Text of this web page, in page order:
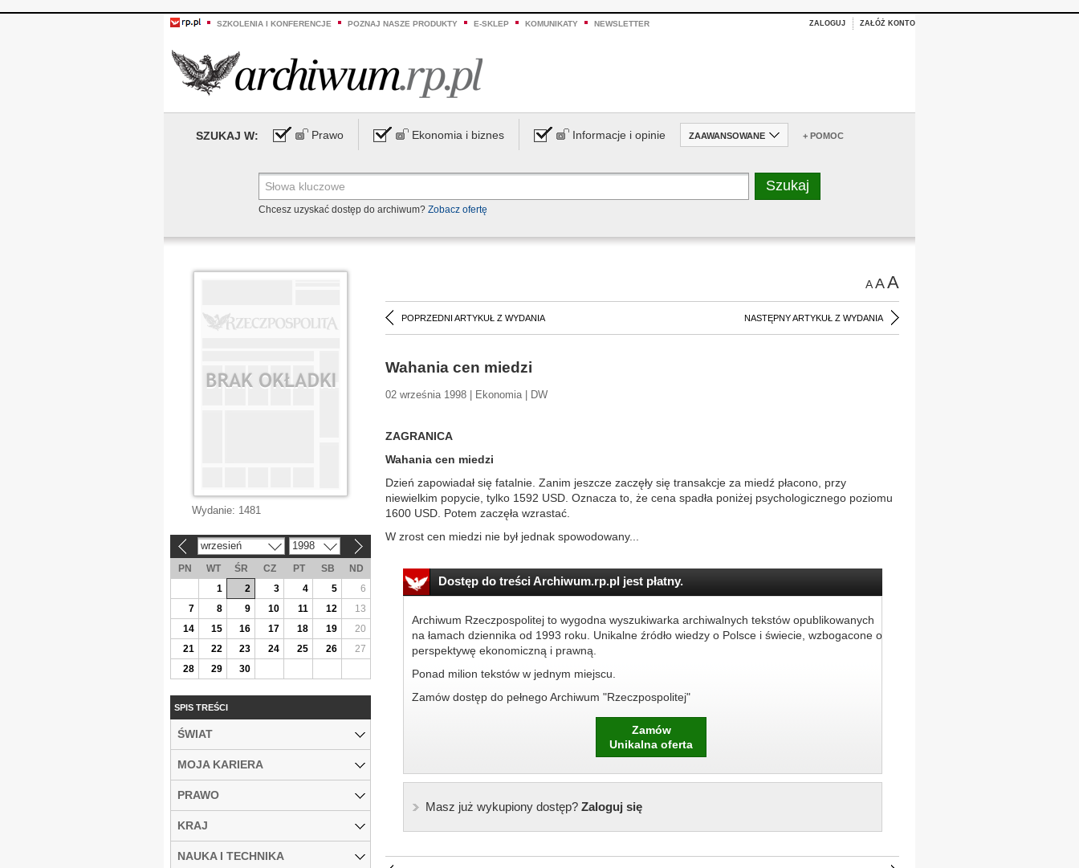
SZKOLENIA I KONFERENCJE POZNAJ NASZE PRODUKTY E-SKLEP KOMUNIKATY NEWSLETTER ZALOGUJ ZAŁÓŻ KONTO
SZUKAJ W: Prawo Ekonomia i biznes Informacje i opinie ZAAWANSOWANE + POMOC
Chcesz uzyskać dostęp do archiwum? Zobacz ofertę
AAA
POPRZEDNI ARTYKUŁ Z WYDANIA NASTĘPNY ARTYKUŁ Z WYDANIA
Wahania cen miedzi
02 września 1998 | Ekonomia | DW
ZAGRANICA
Wahania cen miedzi
Dzień zapowiadał się fatalnie. Zanim jeszcze zaczęły się transakcje za miedź płacono, przy
niewielkim popycie, tylko 1592 USD. Oznacza to, że cena spadła poniżej psychologicznego poziomu
1600 USD. Potem zaczęła wzrastać.
W zrost cen miedzi nie był jednak spowodowany...
Dostęp do treści Archiwum.rp.pl jest płatny.
Archiwum Rzeczpospolitej to wygodna wyszukiwarka archiwalnych tekstów opublikowanych
na łamach dziennika od 1993 roku. Unikalne źródło wiedzy o Polsce i świecie, wzbogacone o
perspektywę ekonomiczną i prawną.
Ponad milion tekstów w jednym miejscu.
Zamów dostęp do pełnego Archiwum "Rzeczpospolitej"
Zamów
Unikalna oferta
Masz już wykupiony dostęp?Zaloguj się
Wydanie: 1481
wrzesień 1998
PN WT ŚR CZ PT SB
ND
1
2 3 4 5
6
7
8 9 10 11 12
13
14
15 16 17 18 19
20
21
22 23 24 25 26
27
28
29 30
SPIS TREŚCI
ŚWIAT
MOJA KARIERA
PRAWO
KRAJ
NAUKA I TECHNIKA